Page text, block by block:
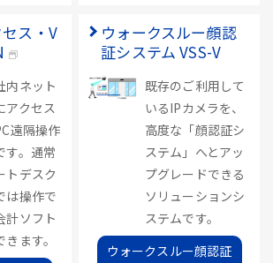
ス・V
内ネット
アクセス
遠隔操作
す。通常
トデスク
は操作で
計ソフト
ます。
ウォークスルー顔認
証システム VSS-V
既存のご利用して
いるIPカメラを、
高度な「顔認証シ
ステム」へとアッ
プグレードできる
ソリューションシ
ステムです。
ウォークスルー顔認証